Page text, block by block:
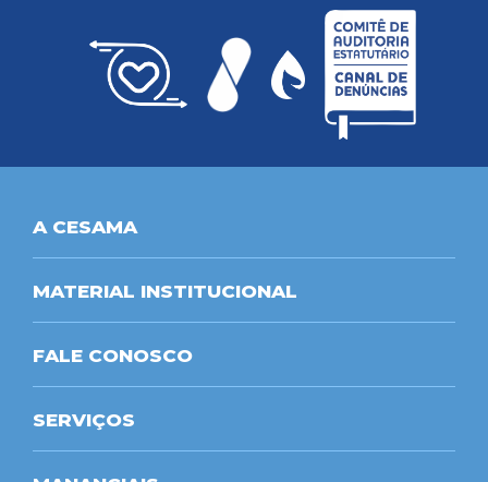
A CESAMA
MATERIAL INSTITUCIONAL
FALE CONOSCO
SERVIÇOS